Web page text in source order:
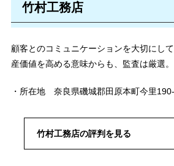
竹村工務店
顧客とのコミュニケーションを大切にし
産価値を高める意味からも、監査は厳選。
・所在地 奈良県磯城郡田原本町今里
竹村工務店の評判を見る